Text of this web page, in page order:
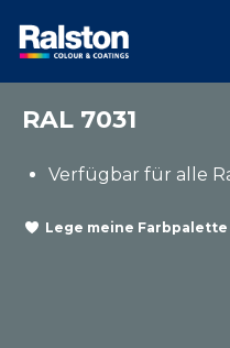
RAL 7031
Verfügbar für alle
Lege meine Farbpalette